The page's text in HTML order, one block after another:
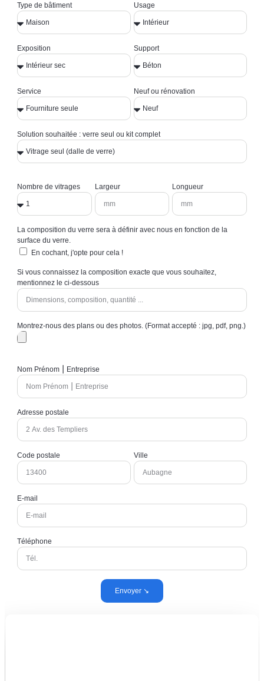
Type de bâtiment Usage
Exposition Support
Service Neuf ou rénovation
Solution souhaitée : verre seul ou kit complet
Nombre de vitrages Largeur Longueur
La composition du verre sera à définir avec nous en fonction de la
surface du verre.
En cochant, j'opte pour cela !
Si vous connaissez la composition exacte que vous souhaitez,
mentionnez le ci-dessous
Montrez-nous des plans ou des photos. (Format accepté : jpg, pdf, png.)
Nom Prénom ⎮ Entreprise
Adresse postale
Code postale Ville
E-mail
Téléphone
Envoyer ↘︎